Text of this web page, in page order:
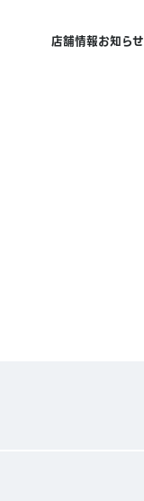
店舗情報お知らせ